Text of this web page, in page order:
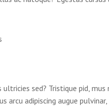
ultricies sed? Tristique pid,
arcu adipiscing augue